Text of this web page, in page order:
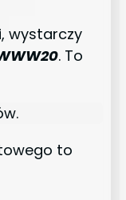
wystarczy
. To
to